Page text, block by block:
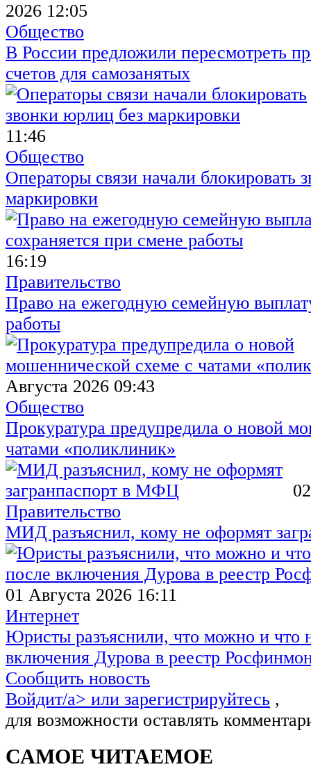
2026 12:05
Общество
В России предложили пересмотреть
счетов для самозанятых
11:46
Общество
Операторы связи начали блокировать
маркировки
16:19
Правительство
Право на ежегодную семейную
работы
Августа 2026 09:43
Общество
Прокуратура предупредила о новой
чатами «поликлиник»
Правительство
МИД разъяснил, кому не оформят
01 Августа 2026 16:11
Интернет
Юристы разъяснили, что можно и что
включения Дурова в реестр
Сообщить новость
Войдит/a> или зарегистрируйтесь ,
для возможности оставлять
САМОЕ ЧИТАЕМОЕ